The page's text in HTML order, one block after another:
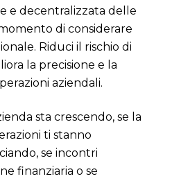
e decentralizzata delle
di considerare
Riduci il rischio di
la precisione e la
aziendali.
sta crescendo, se la
ti stanno
se incontri
finanziaria o se